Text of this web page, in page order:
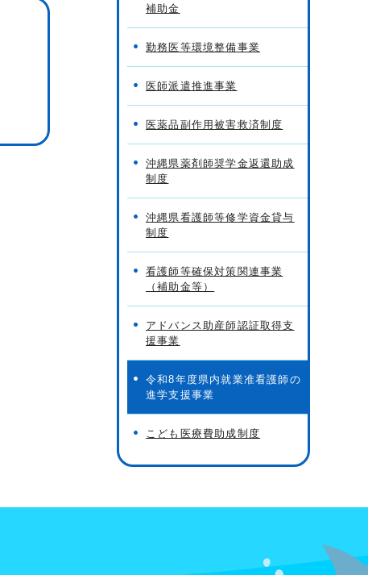
補助金
勤務医等環境整備事業
医師派遣推進事業
医薬品副作用被害救済制度
沖縄県薬剤師奨学金返還助成
制度
沖縄県看護師等修学資金貸与
制度
看護師等確保対策関連事業
（補助金等）
アドバンス助産師認証取得支
援事業
令和8年度県内就業准看護師の
進学支援事業
こども医療費助成制度